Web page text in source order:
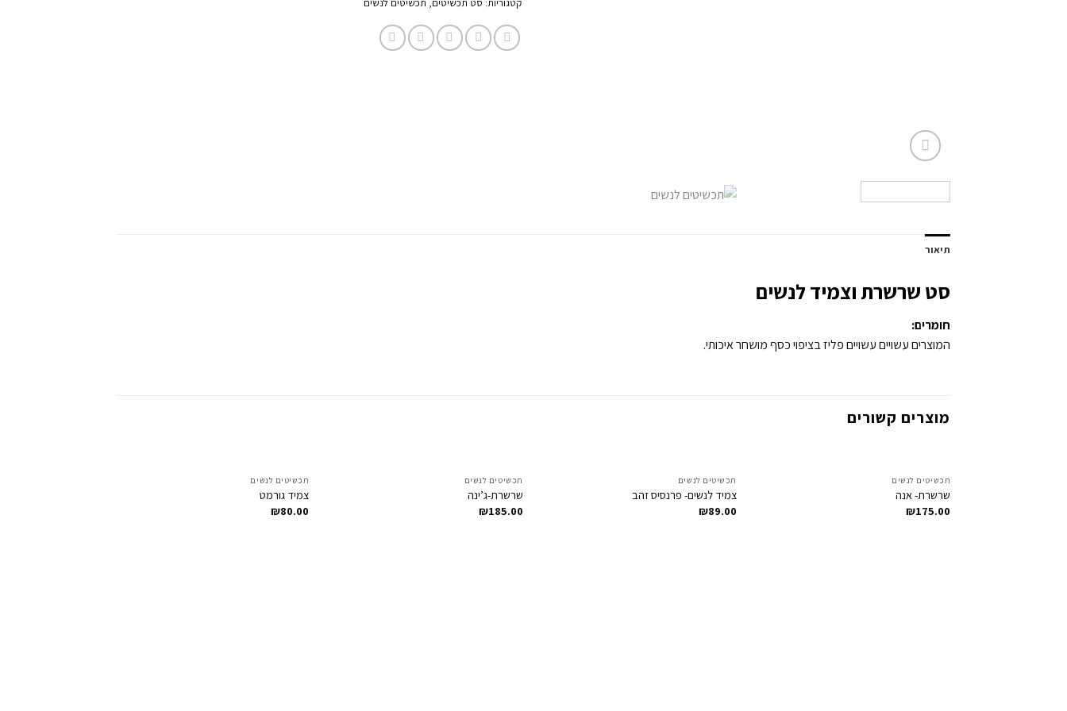
תיאור
סט שרשרת וצמיד לנשים
חומרים:
המוצרים עשויים עשויים פליז בציפוי כסף מושחר איכותי.
מוצרים קשורים
תכשיטים לנשים
שרשרת- אנה
₪175.00
תכשיטים לנשים
צמיד לנשים- פרנסיס זהב
₪89.00
תכשיטים לנשים
שרשרת-ג’ינה
₪185.00
תכשיטים לנשים
צמיד גורמט
₪80.00